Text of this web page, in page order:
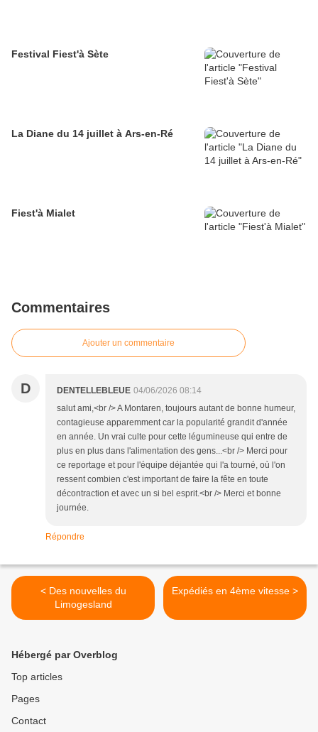
Festival Fiest'à Sète
La Diane du 14 juillet à Ars-en-Ré
Fiest'à Mialet
Commentaires
Ajouter un commentaire
D DENTELLEBLEUE 04/06/2026 08:14
salut ami,<br /> A Montaren, toujours autant de bonne humeur,
contagieuse apparemment car la popularité grandit d'année
en année. Un vrai culte pour cette légumineuse qui entre de
plus en plus dans l'alimentation des gens...<br /> Merci pour
ce reportage et pour l'équipe déjantée qui l'a tourné, où l'on
ressent combien c'est important de faire la fête en toute
décontraction et avec un si bel esprit.<br /> Merci et bonne
journée.
Répondre
< Des nouvelles du
Limogesland
Expédiés en 4ème vitesse >
Hébergé par Overblog
Top articles
Pages
Contact